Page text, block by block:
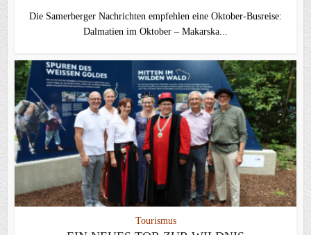
Die Samerberger Nachrichten empfehlen eine Oktober-Busreise:
Dalmatien im Oktober – Makarska...
Tourismus